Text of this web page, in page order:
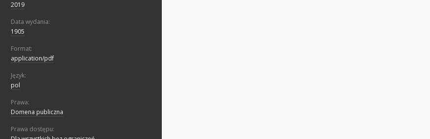
2019
Data wydania:
1905
Format:
application/pdf
Język:
pol
Prawa:
Domena publiczna
Prawa dostępu: